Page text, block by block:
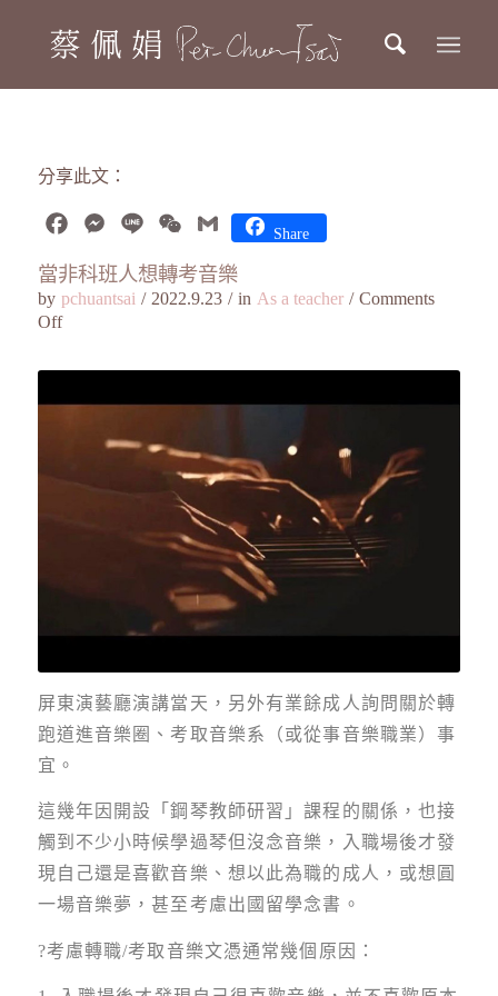
分享此文：
FacebookMessenger
Line WeChatGmail
Share
當非科班人想轉考音樂
by pchuantsai / 2022.9.23 / in As a teacher / Comments
Off
屏東演藝廳演講當天，另外有業餘成人詢問關於轉
跑道進音樂圈、考取音樂系（或從事音樂職業）事
宜。
這幾年因開設「鋼琴教師研習」課程的關係，也接
觸到不少小時候學過琴但沒念音樂，入職場後才發
現自己還是喜歡音樂、想以此為職的成人，或想圓
一場音樂夢，甚至考慮出國留學念書。
?考慮轉職/考取音樂文憑通常幾個原因：